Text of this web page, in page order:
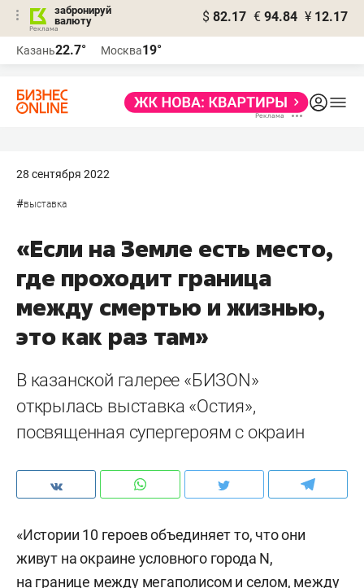
забронируй
валюту
$ 82.17 € 94.84 ¥ 12.17
Казань22.7° Москва19°
28 сентября 2022
#выставка
«Если на Земле есть место,
где проходит граница
между смертью и жизнью,
это как раз там»
В казанской галерее «БИЗОN»
открылась выставка «Остия»,
посвященная супергероям с окраин
«Истории 10 героев объединяет то, что они
живут на окраине условного города N,
на границе между мегаполисом и селом, между